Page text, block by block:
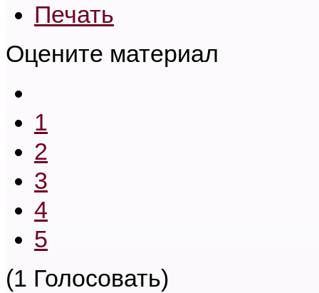
Печать
Оцените материал
1
2
3
4
5
(1 Голосовать)